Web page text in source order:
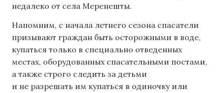
недалеко от села Меренешты.
Напомним, с начала летнего сезона спасатели
призывают граждан быть осторожными в воде,
купаться только в специально отведенных
местах, оборудованных спасательными постами,
а также строго следить за детьми
и не разрешать им купаться в одиночку или